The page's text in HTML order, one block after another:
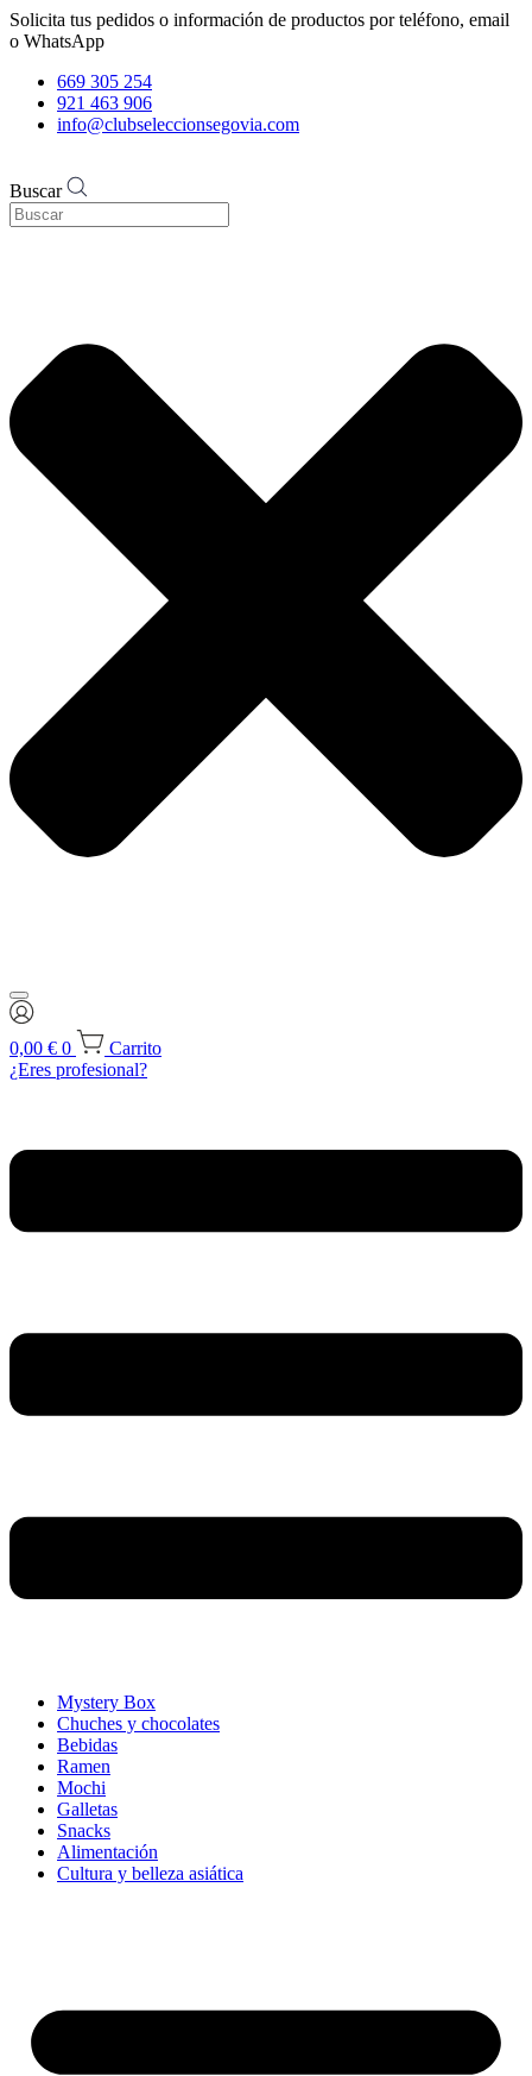
Solicita tus pedidos o información de productos por teléfono, email
o WhatsApp
669 305 254
921 463 906
info@clubseleccionsegovia.com
Buscar
0,00 € 0
Carrito
¿Eres profesional?
Mystery Box
Chuches y chocolates
Bebidas
Ramen
Mochi
Galletas
Snacks
Alimentación
Cultura y belleza asiática